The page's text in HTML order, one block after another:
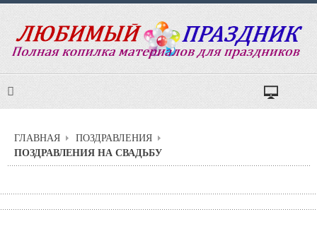
ГЛАВНАЯ ПОЗДРАВЛЕНИЯ
ПОЗДРАВЛЕНИЯ НА СВАДЬБУ